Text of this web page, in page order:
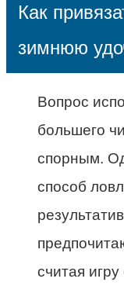
Как
зимнюю
Вопрос
большего
спорным.
способ
считая